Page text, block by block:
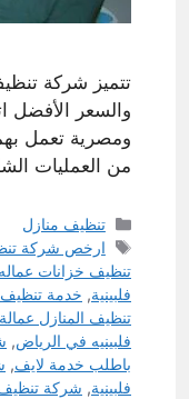
تتميز شركة
والسعر الأفضل
ومصرية تعمل
من العمليات
التصنيفات
تنظيف منازل
الوسوم
ارخص شركة
تنظيف خزانات عماله
فلبينية, خدمة تنظيف
تنظيف المنازل عمالة
فلبينيه في الرياض,
باطلب خدمة لايف,
فلبينية, شركة تنظيف